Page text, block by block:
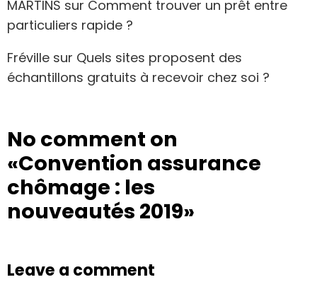
MARTINS sur Comment trouver un prêt entre
particuliers rapide ?
Fréville sur Quels sites proposent des
échantillons gratuits à recevoir chez soi ?
No comment on
«Convention assurance
chômage : les
nouveautés 2019»
Leave a comment